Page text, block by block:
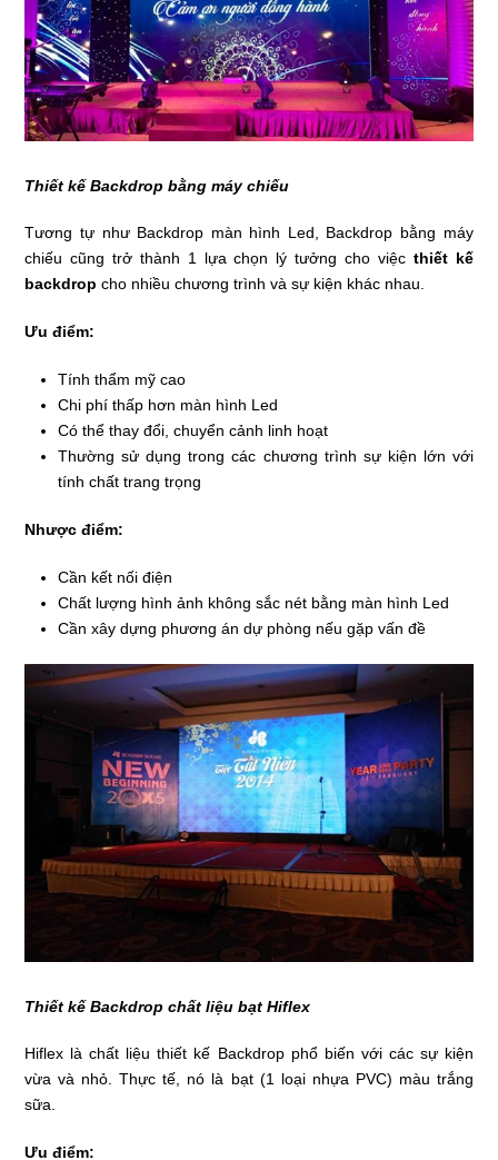
Thiết kế Backdrop bằng máy chiếu
Tương tự như Backdrop màn hình Led, Backdrop bằng máy
chiếu cũng trở thành 1 lựa chọn lý tưởng cho việc thiết kế
backdrop cho nhiều chương trình và sự kiện khác nhau.
Ưu điểm:
Tính thẩm mỹ cao
Chi phí thấp hơn màn hình Led
Có thể thay đổi, chuyển cảnh linh hoạt
Thường sử dụng trong các chương trình sự kiện lớn với
tính chất trang trọng
Nhược điểm:
Cần kết nối điện
Chất lượng hình ảnh không sắc nét bằng màn hình Led
Cần xây dựng phương án dự phòng nếu gặp vấn đề
Thiết kế Backdrop chất liệu bạt Hiflex
Hiflex là chất liệu thiết kế Backdrop phổ biến với các sự kiện
vừa và nhỏ. Thực tế, nó là bạt (1 loại nhựa PVC) màu trắng
sữa.
Ưu điểm: